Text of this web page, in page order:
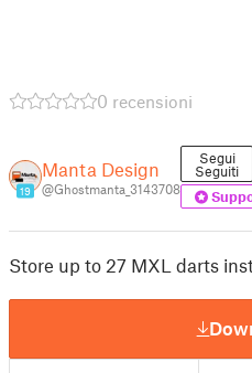
0 recensioni
19
Manta Design
@Ghostmanta_3143708
Segui
Seguiti
Store up to 27 MXL darts